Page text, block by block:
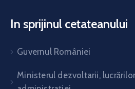
In sprijinul cetateanului
Guvernul României
Ministerul dezvoltarii,